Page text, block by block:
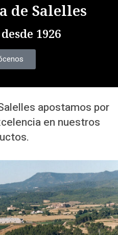
de Salelles
1926
apostamos por
en nuestros